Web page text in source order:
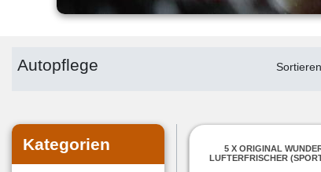
Autopflege
Kategorien
5 X ORIGINAL
LUFTERFRISCHER